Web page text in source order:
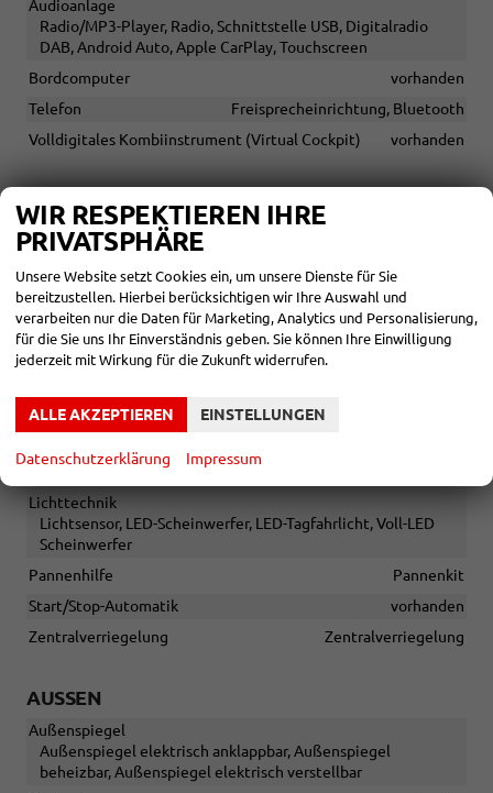
Audioanlage
Radio/MP3-Player, Radio, Schnittstelle USB, Digitalradio
DAB, Android Auto, Apple CarPlay, Touchscreen
Bordcomputer
vorhanden
Telefon
Freisprecheinrichtung, Bluetooth
Volldigitales Kombiinstrument (Virtual Cockpit)
vorhanden
SICHERHEIT & ASSISTENZ
Assistenzsysteme
Regensensor, Tempomat, Tempomat mit Lenkradkontrolle,
Notbremsassistent (City-Safety), Berganfahrassistent,
Spurhalteassistent, Abstandstempomat adaptiv (ACC),
Verkehrzeichenerkennung, Müdigkeitserkennungs-Sensor,
Notrufsystem, Geschwindigkeitsbegrenzer
Einparkhilfe
Distance Control hinten, Rückfahrkamera
Lichttechnik
Lichtsensor, LED-Scheinwerfer, LED-Tagfahrlicht, Voll-LED
Scheinwerfer
Pannenhilfe
Pannenkit
Start/Stop-Automatik
vorhanden
Zentralverriegelung
Zentralverriegelung
AUSSEN
Außenspiegel
Außenspiegel elektrisch anklappbar, Außenspiegel
beheizbar, Außenspiegel elektrisch verstellbar
WIR RESPEKTIEREN IHRE
PRIVATSPHÄRE
Unsere Website setzt Cookies ein, um unsere Dienste für Sie
bereitzustellen. Hierbei berücksichtigen wir Ihre Auswahl und
verarbeiten nur die Daten für Marketing, Analytics und Personalisierung,
für die Sie uns Ihr Einverständnis geben. Sie können Ihre Einwilligung
jederzeit mit Wirkung für die Zukunft widerrufen.
ALLE AKZEPTIEREN EINSTELLUNGEN
Datenschutzerklärung Impressum